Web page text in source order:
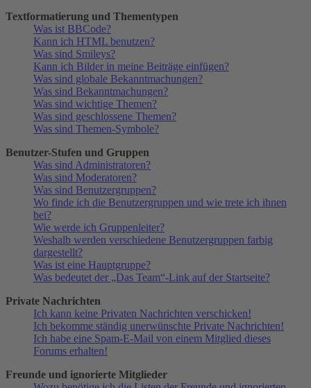
Textformatierung und Thementypen
Was ist BBCode?
Kann ich HTML benutzen?
Was sind Smileys?
Kann ich Bilder in meine Beiträge einfügen?
Was sind globale Bekanntmachungen?
Was sind Bekanntmachungen?
Was sind wichtige Themen?
Was sind geschlossene Themen?
Was sind Themen-Symbole?
Benutzer-Stufen und Gruppen
Was sind Administratoren?
Was sind Moderatoren?
Was sind Benutzergruppen?
Wo finde ich die Benutzergruppen und wie trete ich ihnen
bei?
Wie werde ich Gruppenleiter?
Weshalb werden verschiedene Benutzergruppen farbig
dargestellt?
Was ist eine Hauptgruppe?
Was bedeutet der „Das Team“-Link auf der Startseite?
Private Nachrichten
Ich kann keine Privaten Nachrichten verschicken!
Ich bekomme ständig unerwünschte Private Nachrichten!
Ich habe eine Spam-E-Mail von einem Mitglied dieses
Forums erhalten!
Freunde und ignorierte Mitglieder